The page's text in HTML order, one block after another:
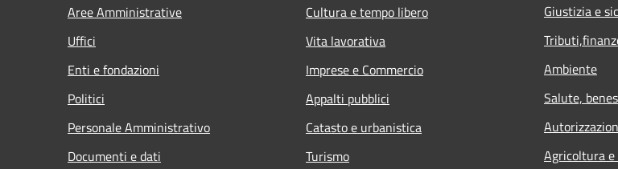
Aree Amministrative
Uffici
Enti e fondazioni
Politici
Personale Amministrativo
Documenti e dati
Cultura e tempo libero
Vita lavorativa
Imprese e Commercio
Appalti pubblici
Catasto e urbanistica
Turismo
Giustizia e
Ambiente
Salute,
Agricoltura e